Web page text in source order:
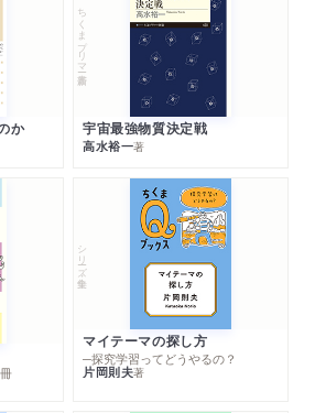
か
ちくまプリマー新書
宇宙最強物質決定戦
高水裕一著
シリーズ・全集
マイテーマの探し方
─探究学習ってどうやるの？
片岡則夫著